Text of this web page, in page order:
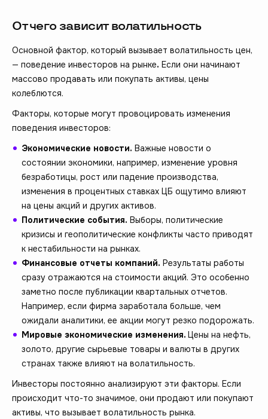
От чего зависит волатильность
Основной фактор, который вызывает волатильность цен,
— поведение инвесторов на рынке. Если они начинают
массово продавать или покупать активы, цены
колеблются.
Факторы, которые могут провоцировать изменения
поведения инвесторов:
Экономические новости. Важные новости о
состоянии экономики, например, изменение уровня
безработицы, рост или падение производства,
изменения в процентных ставках ЦБ ощутимо влияют
на цены акций и других активов.
Политические события. Выборы, политические
кризисы и геополитические конфликты часто приводят
к нестабильности на рынках.
Финансовые отчеты компаний. Результаты работы
сразу отражаются на стоимости акций. Это особенно
заметно после публикации квартальных отчетов.
Например, если фирма заработала больше, чем
ожидали аналитики, ее акции могут резко подорожать.
Мировые экономические изменения. Цены на нефть,
золото, другие сырьевые товары и валюты в других
странах также влияют на волатильность.
Инвесторы постоянно анализируют эти факторы. Если
происходит что-то значимое, они продают или покупают
активы, что вызывает волатильность рынка.